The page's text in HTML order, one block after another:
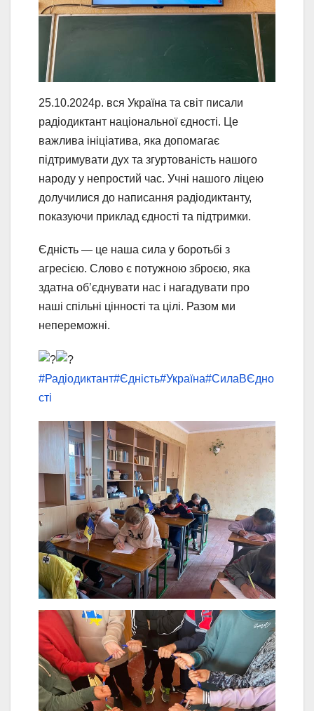
25.10.2024р. вся Україна та світ писали
радіодиктант національної єдності. Це
важлива ініціатива, яка допомагає
підтримувати дух та згуртованість нашого
народу у непростий час. Учні нашого ліцею
долучилися до написання радіодиктанту,
показуючи приклад єдності та підтримки.
Єдність — це наша сила у боротьбі з
агресією. Слово є потужною зброєю, яка
здатна об’єднувати нас і нагадувати про
наші спільні цінності та цілі. Разом ми
непереможні.
#Радіодиктант#Єдність#Україна#СилаВЄдно
сті